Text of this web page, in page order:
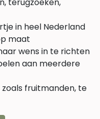
in heel Nederland
maat
wens in te richten
aan meerdere
fruitmanden, te